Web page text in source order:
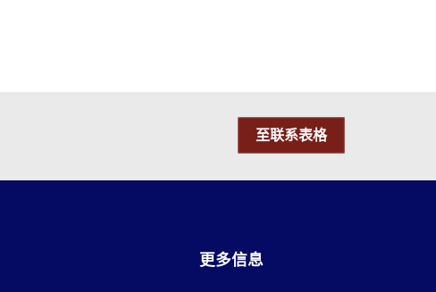
至联系表格
更多信息